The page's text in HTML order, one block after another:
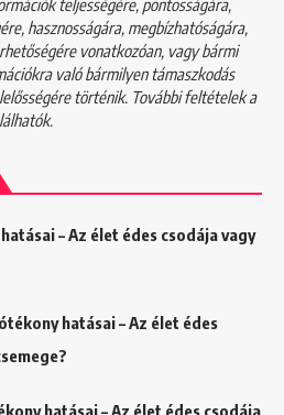
teljességére, pontosságára,
hasznosságára, megbízhatóságára,
vonatkozóan, vagy bármi
való bármilyen támaszkodás
történik. További feltételek a
– Az élet édes csodája vagy
hatásai – Az élet édes
hatásai – Az élet édes csodája